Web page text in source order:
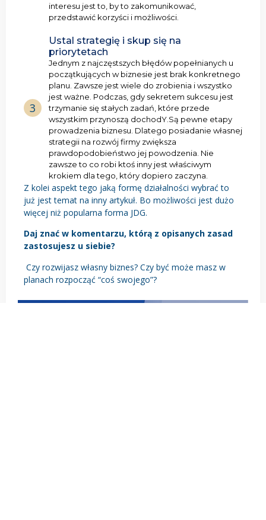
interesu jest to, by to zakomunikować,
przedstawić korzyści i możliwości.
3
Ustal strategię i skup się na
priorytetach
Jednym z najczęstszych błędów popełnianych u
początkujących w biznesie jest brak konkretnego
planu. Zawsze jest wiele do zrobienia i wszystko
jest ważne. Podczas, gdy sekretem sukcesu jest
trzymanie się stałych zadań, które przede
wszystkim przynoszą dochodY.Są pewne etapy
prowadzenia biznesu. Dlatego posiadanie własnej
strategii na rozwój firmy zwiększa
prawdopodobieństwo jej powodzenia. Nie
zawsze to co robi ktoś inny jest właściwym
krokiem dla tego, który dopiero zaczyna.
Z kolei aspekt tego jaką formę działalności wybrać to
już jest temat na inny artykuł. Bo możliwości jest dużo
więcej niż popularna forma JDG.
Daj znać w komentarzu, którą z opisanych zasad
zastosujesz u siebie?
Czy rozwijasz własny biznes? Czy być może masz w
planach rozpocząć “coś swojego”?